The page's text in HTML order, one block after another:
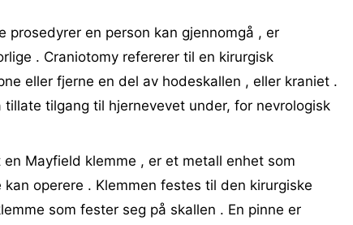
prosedyrer en person kan gjennomgå , er
. Craniotomy refererer til en kirurgisk
eller fjerne en del av hodeskallen , eller kraniet .
tilgang til hjernevevet under, for nevrologisk
Mayfield klemme , er et metall enhet som
operere . Klemmen festes til den kirurgiske
som fester seg på skallen . En pinne er